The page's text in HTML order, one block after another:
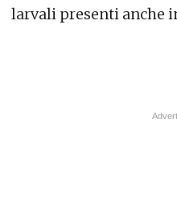
larvali presenti anche